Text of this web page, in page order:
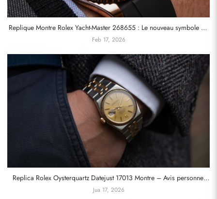
Replique Montre Rolex Yacht-Master 268655 : Le nouveau symbole du
luxe accessible
Feb 17, 2026
Replica Rolex Oysterquartz Datejust 17013 Montre – Avis personnel
d’un propriétaire
Jua 17, 2026